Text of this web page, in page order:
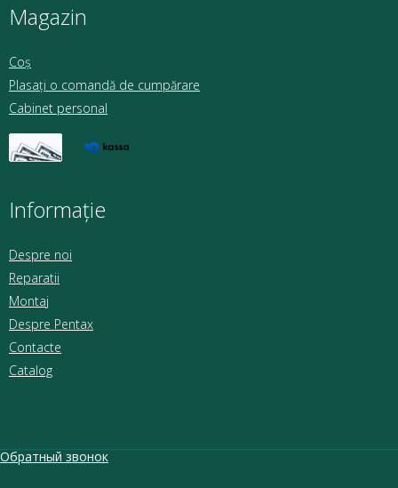
Magazin
Coș
Plasați o comandă de cumpărare
Cabinet personal
Informație
Despre noi
Reparatii
Montaj
Despre Pentax
Contacte
Catalog
Обратный звонок